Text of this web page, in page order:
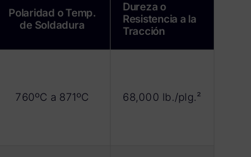
Polaridad o Temp.
de Soldadura
Dureza o
Resistencia a la
Tracción
760ºC a 871ºC 68,000 lb./plg.²